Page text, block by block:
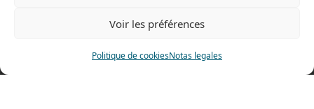
Voir les préférences
Politique de cookiesNotas legales
478 rue Alexandre Richetta
69400 Villefranche sur Saône